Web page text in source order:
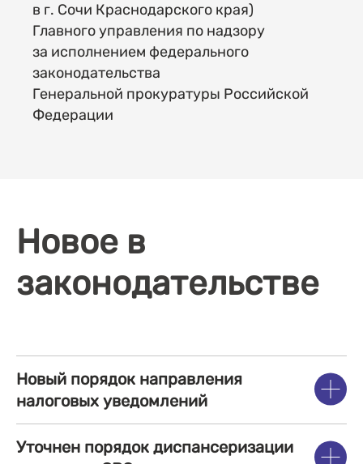
в г. Сочи Краснодарского края)
Главного управления по надзору
за исполнением федерального
законодательства
Генеральной прокуратуры Российской
Федерации
Новое в
законодательстве
Новый порядок направления
налоговых уведомлений
Уточнен порядок диспансеризации